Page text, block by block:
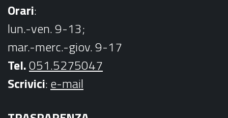
Orari:
lun.-ven. 9-13;
mar.-merc.-giov. 9-17
Tel.051.5275047
Scrivici:e-mail